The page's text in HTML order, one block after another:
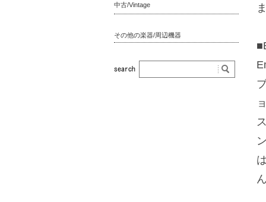
中古/Vintage
その他の楽器/周辺機器